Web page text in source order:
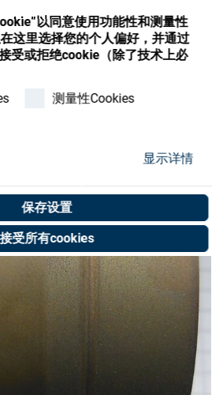
以同意使用功能性和测量性
这里选择您的个人偏好，并通过
受或拒绝cookie（除了技术上必
测量性Cookies
显示详情
保存设置
接受所有cookies
登录